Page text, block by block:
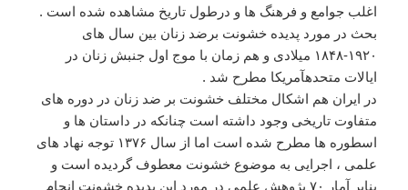
اغلب جوامع و فرهنگ ها و درطول تاریخ مشاهده شده است .
بحث در مورد پدیده خشونت برضد زنان بین سال های
۱۹۲۰-۱۸۴۸ میلادی و هم زمان با موج اول جنبش زنان در
ایالات متحدهآمریکا مطرح شد .
در ایران هم اشکال مختلف خشونت بر ضد زنان در دوره های
متفاوت تاریخی وجود داشته است چنانکه در داستان ها و
اسطوره ها مطرح شده است اما از سال ۱۳۷۶ توجه نهاد های
علمی ، اجرایی به موضوع خشونت معطوف گردیده است و
بنابر آمار ۷۰ پژوهش علمی در مورد این پدیده خشونت انجام